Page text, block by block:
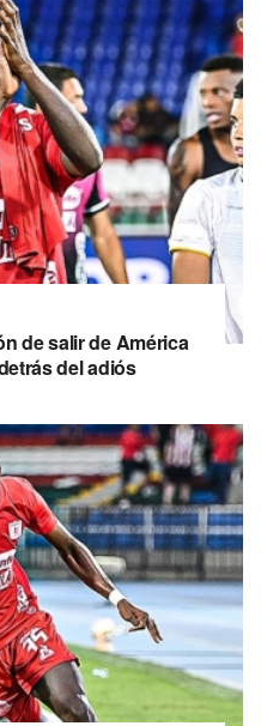
de salir de América
del adiós